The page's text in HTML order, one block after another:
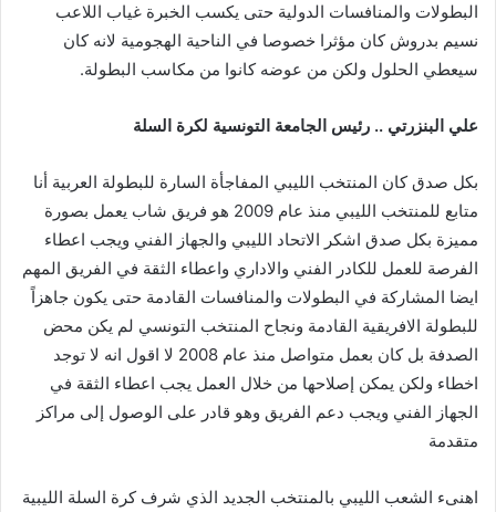
البطولات والمنافسات الدولية حتى يكسب الخبرة غياب اللاعب
نسيم بدروش كان مؤثرا خصوصا في الناحية الهجومية لانه كان
سيعطي الحلول ولكن من عوضه كانوا من مكاسب البطولة.
علي البنزرتي .. رئيس الجامعة التونسية لكرة السلة
بكل صدق كان المنتخب الليبي المفاجأة السارة للبطولة العربية أنا
متابع للمنتخب الليبي منذ عام 2009 هو فريق شاب يعمل بصورة
مميزة بكل صدق اشكر الاتحاد الليبي والجهاز الفني ويجب اعطاء
الفرصة للعمل للكادر الفني والاداري واعطاء الثقة في الفريق المهم
ايضا المشاركة في البطولات والمنافسات القادمة حتى يكون جاهزاً
للبطولة الافريقية القادمة ونجاح المنتخب التونسي لم يكن محض
الصدفة بل كان بعمل متواصل منذ عام 2008 لا اقول انه لا توجد
اخطاء ولكن يمكن إصلاحها من خلال العمل يجب اعطاء الثقة في
الجهاز الفني ويجب دعم الفريق وهو قادر على الوصول إلى مراكز
متقدمة
اهنىء الشعب الليبي بالمنتخب الجديد الذي شرف كرة السلة الليبية